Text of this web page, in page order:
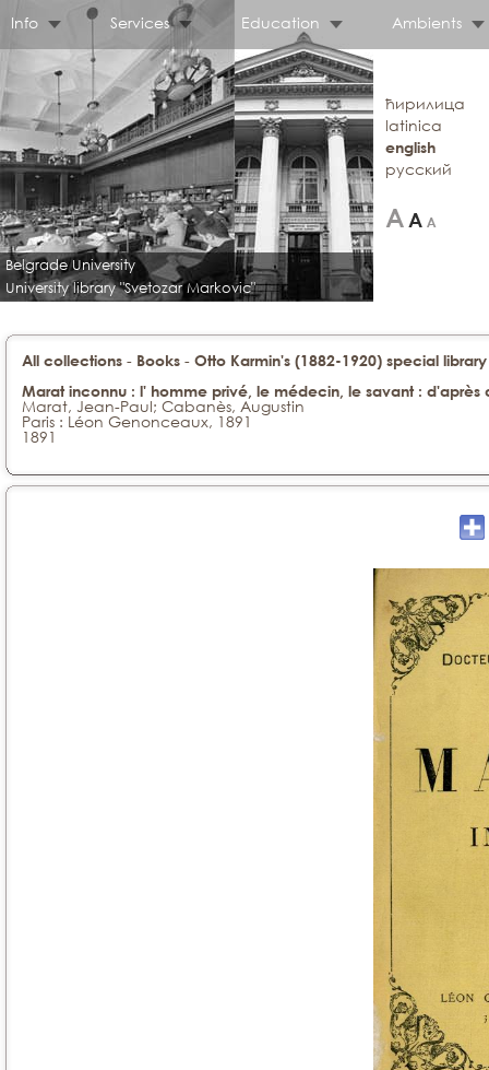
Info Services Education Ambients
Belgrade University
University library "Svetozar Markovic"
ћирилица
latinica
english
русский
All collections - Books - Otto Karmin's (1882-1920) special
Marat inconnu : l' homme privé, le médecin, le savant : d'après
Marat, Jean-Paul; Cabanès, Augustin
Paris : Léon Genonceaux, 1891
1891